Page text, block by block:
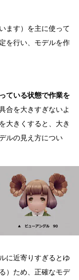
ます）を主に使って
を行い、モデルを作
ている状態で作業を
合を大きすぎないよ
大きくすると、大き
ルの見え方につい
に近寄りすぎるとゆ
）ため、正確なモデ